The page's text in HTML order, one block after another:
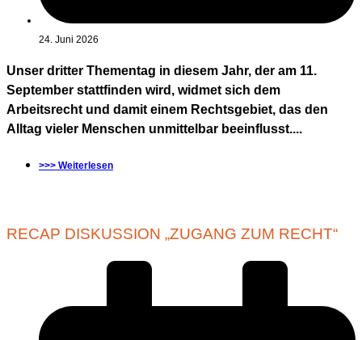
24. Juni 2026
Unser dritter Thementag in diesem Jahr, der am 11.
September stattfinden wird, widmet sich dem
Arbeitsrecht und damit einem Rechtsgebiet, das den
Alltag vieler Menschen unmittelbar beeinflusst....
>>> Weiterlesen
RECAP DISKUSSION „ZUGANG ZUM RECHT“